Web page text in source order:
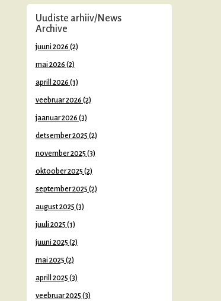
Uudiste arhiiv/News
Archive
juuni 2026 (2)
mai 2026 (2)
aprill 2026 (1)
veebruar 2026 (2)
jaanuar 2026 (3)
detsember 2025 (2)
november 2025 (3)
oktoober 2025 (2)
september 2025 (2)
august 2025 (3)
juuli 2025 (1)
juuni 2025 (2)
mai 2025 (2)
aprill 2025 (3)
veebruar 2025 (3)